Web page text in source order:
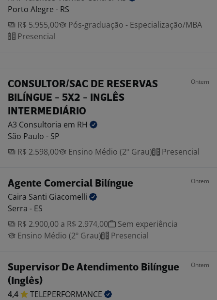
Porto Alegre - RS
R$ 5.955,00
Pós-graduação - Especialização/MBA
Presencial
CONSULTOR/SAC DE RESERVAS
BILÍNGUE - 5X2 - INGLÊS
INTERMEDIÁRIO
Ontem
A3 Consultoria em RH
São Paulo - SP
R$ 2.598,00
Ensino Médio (2º Grau) Presencial
Agente Comercial Bilíngue Ontem
Caira Santi Giacomelli
Serra - ES
R$ 2.900,00 a R$ 2.974,00
Sem experiência
Ensino Médio (2º Grau)
Presencial
Supervisor De Atendimento Bilíngue
(Inglês)
Ontem
4,4
TELEPERFORMANCE